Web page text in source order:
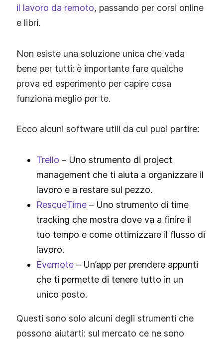
il lavoro da remoto, passando per corsi online
e libri.
Non esiste una soluzione unica che vada
bene per tutti: è importante fare qualche
prova ed esperimento per capire cosa
funziona meglio per te.
Ecco alcuni software utili da cui puoi partire:
Trello – Uno strumento di project
management che ti aiuta a organizzare il
lavoro e a restare sul pezzo.
RescueTime – Uno strumento di time
tracking che mostra dove va a finire il
tuo tempo e come ottimizzare il flusso di
lavoro.
Evernote – Un’app per prendere appunti
che ti permette di tenere tutto in un
unico posto.
Questi sono solo alcuni degli strumenti che
possono aiutarti: sul mercato ce ne sono